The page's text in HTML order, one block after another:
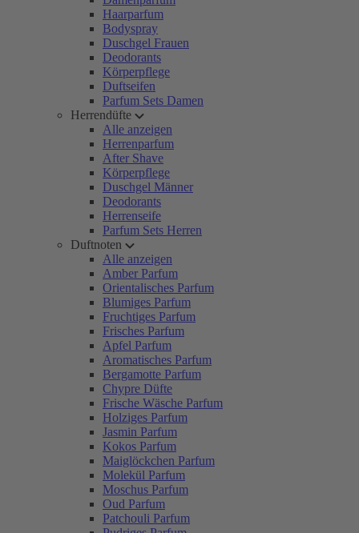
Haarparfum
Bodyspray
Duschgel Frauen
Deodorants
Körperpflege
Duftseifen
Parfum Sets Damen
Herrendüfte
Alle anzeigen
Herrenparfum
After Shave
Körperpflege
Duschgel Männer
Deodorants
Herrenseife
Parfum Sets Herren
Duftnoten
Alle anzeigen
Amber Parfum
Orientalisches Parfum
Blumiges Parfum
Fruchtiges Parfum
Frisches Parfum
Apfel Parfum
Aromatisches Parfum
Bergamotte Parfum
Chypre Düfte
Frische Wäsche Parfum
Holziges Parfum
Jasmin Parfum
Kokos Parfum
Maiglöckchen Parfum
Molekül Parfum
Moschus Parfum
Oud Parfum
Patchouli Parfum